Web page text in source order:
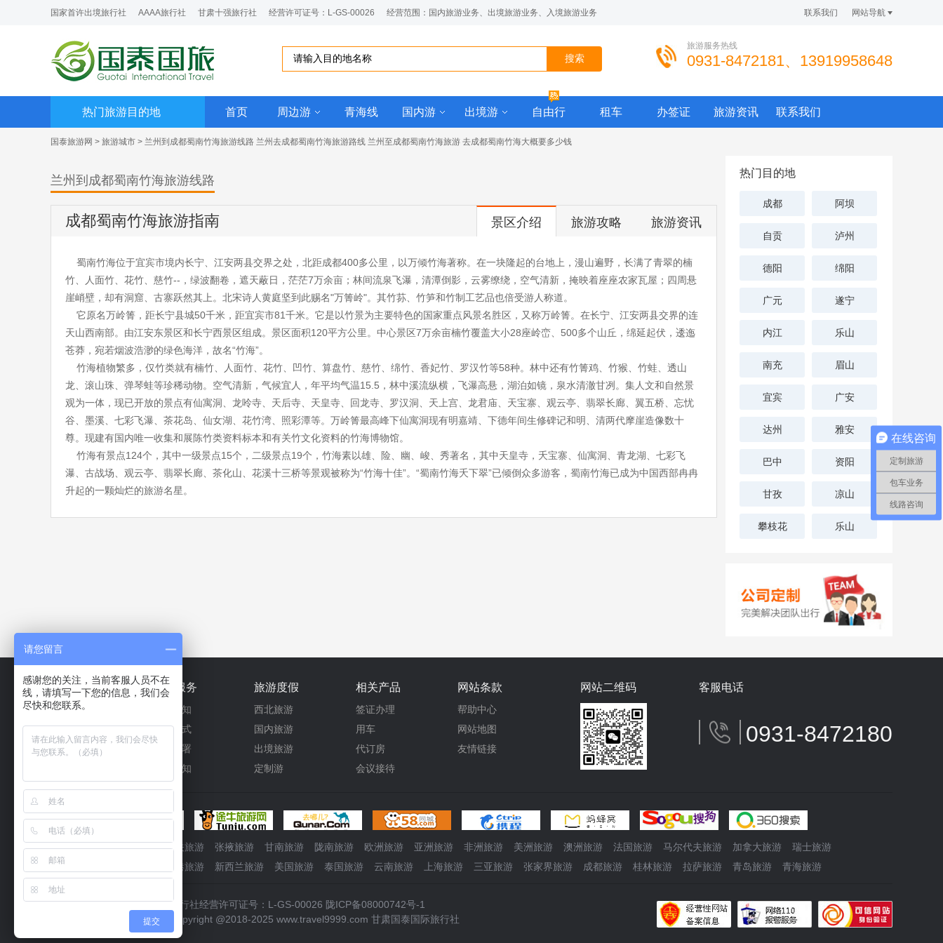
国家首许出境旅行社 AAAA旅行社 甘肃十强旅行社 经营许可证号：L-GS-00026 经营范围：国内旅游业务、出境旅游业务、入境旅游业务 网站导航
联系我们
旅游服务热线
0931-8472181、13919958648
热门旅游目的地 首页 周边游 青海线 国内游 出境游 自由行 租车 办签证 旅游资讯 联系我们
国泰旅游网 > 旅游城市 > 兰州到成都蜀南竹海旅游线路 兰州去成都蜀南竹海旅游路线 兰州至成都蜀南竹海旅游 去成都蜀南竹海大概要多少钱
兰州到成都蜀南竹海旅游线路
成都蜀南竹海旅游指南 景区介绍 旅游攻略 旅游资讯
蜀南竹海位于宜宾市境内长宁、江安两县交界之处，北距成都400多公里，以万倾竹海著称。在一块隆起的台地上，漫山遍野，长满了青翠的楠
竹、人面竹、花竹、慈竹--，绿波翻卷，遮天蔽日，茫茫7万余亩；林间流泉飞瀑，清潭倒影，云雾缭绕，空气清新，掩映着座座农家瓦屋；四周悬
崖峭壁，却有洞窟、古寨跃然其上。北宋诗人黄庭坚到此赐名"万箐岭"。其竹荪、竹笋和竹制工艺品也倍受游人称道。
它原名万岭箐，距长宁县城50千米，距宜宾市81千米。它是以竹景为主要特色的国家重点风景名胜区，又称万岭箐。在长宁、江安两县交界的连
天山西南部。由江安东景区和长宁西景区组成。景区面积120平方公里。中心景区7万余亩楠竹覆盖大小28座岭峦、500多个山丘，绵延起伏，逶迤
苍莽，宛若烟波浩渺的绿色海洋，故名“竹海”。
竹海植物繁多，仅竹类就有楠竹、人面竹、花竹、凹竹、算盘竹、慈竹、绵竹、香妃竹、罗汉竹等58种。林中还有竹箐鸡、竹猴、竹蛙、透山
龙、滚山珠、弹琴蛙等珍稀动物。空气清新，气候宜人，年平均气温15.5，林中溪流纵横，飞瀑高悬，湖泊如镜，泉水清澈甘冽。集人文和自然景
观为一体，现已开放的景点有仙寓洞、龙呤寺、天后寺、天皇寺、回龙寺、罗汉洞、天上宫、龙君庙、天宝寨、观云亭、翡翠长廊、翼五桥、忘忧
谷、墨溪、七彩飞瀑、茶花岛、仙女湖、花竹湾、照彩潭等。万岭箐最高峰下仙寓洞现有明嘉靖、下德年间生修碑记和明、清两代摩崖造像数十
尊。现建有国内唯一收集和展陈竹类资料标本和有关竹文化资料的竹海博物馆。
竹海有景点124个，其中一级景点15个，二级景点19个，竹海素以雄、险、幽、峻、秀著名，其中天皇寺，夭宝寨、仙寓洞、青龙湖、七彩飞
瀑、古战场、观云亭、翡翠长廊、茶化山、花溪十三桥等景观被称为“竹海十佳”。“蜀南竹海夭下翠”已倾倒众多游客，蜀南竹海已成为中国西部冉冉
升起的一颗灿烂的旅游名星。
热门目的地
成都 阿坝
自贡 泸州
德阳 绵阳
广元 遂宁
内江 乐山
南充 眉山
宜宾 广安
达州 雅安
巴中 资阳
甘孜 凉山
攀枝花 乐山
关于我们
联系我们
公司介绍
公司荣誉
产品服务
报名须知
付款方式
合同签署
邮递须知
旅游度假
西北旅游
国内旅游
出境旅游
定制游
相关产品
签证办理
用车
代订房
会议接待
网站条款
帮助中心
网站地图
友情链接
网站二维码 客服电话
0931-8472180
合作伙伴
主题服务 敦煌旅游 嘉峪关旅游 张掖旅游 甘南旅游 陇南旅游 欧洲旅游 亚洲旅游 非洲旅游 美洲旅游 澳洲旅游 法国旅游 马尔代夫旅游 加拿大旅游
瑞士旅游
香港旅游 新西兰旅游 美国旅游 泰国旅游 云南旅游 上海旅游 三亚旅游 张家界旅游 成都旅游 桂林旅游 拉萨旅游 青岛旅游 青海旅游
旅行社经营许可证号：L-GS-00026 陇ICP备08000742号-1
Copyright @2018-2025 www.travel9999.com 甘肃国泰国际旅行社
在线咨询
定制旅游
包车业务
线路咨询
请您留言
感谢您的关注，当前客服人员不在
线，请填写一下您的信息，我们会
尽快和您联系。
提交